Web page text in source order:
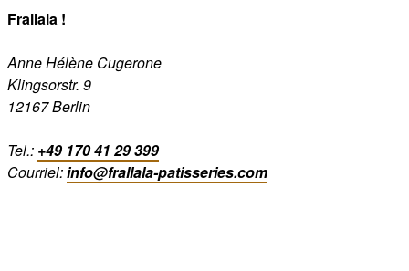
Frallala !
Anne Hélène Cugerone
Klingsorstr. 9
12167 Berlin
Tel.: +49 170 41 29 399
Courriel:info@frallala-patisseries.com